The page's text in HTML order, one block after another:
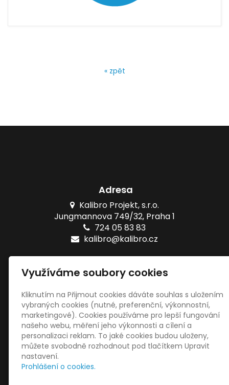
« zpět
Adresa
Kalibro Projekt, s.r.o.
Jungmannova 749/32, Praha 1
724 05 83 83
kalibro@kalibro.cz
Naše testy
Online testy ZŠ
Tištěné testy ZŠ
Sociální sítě
Využíváme soubory cookies
Kliknutím na Přijmout cookies dáváte souhlas s uložením
vybraných cookies (nutné, preferenční, výkonnostní,
marketingové). Cookies používáme pro lepší fungování
našeho webu, měření jeho výkonnosti a cílení a
personalizaci reklam. To jaké cookies budou uloženy,
můžete svobodně rozhodnout pod tlačítkem Upravit
nastavení.
Prohlášení o cookies.